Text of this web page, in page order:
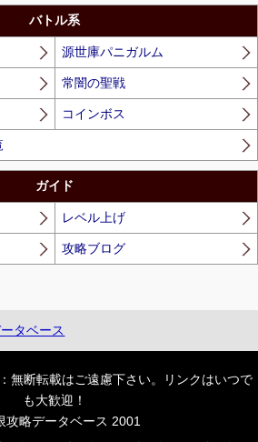
バトル系
源世庫パニガルム
常闇の聖戦
コインボス
ガイド
レベル上げ
攻略ブログ
タベース
無断転載はご遠慮下さい。リンクはいつで
も大歓迎！
攻略データベース 2001